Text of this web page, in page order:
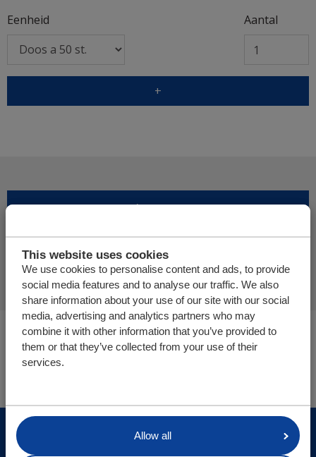
This website uses cookies
We use cookies to personalise content and ads, to provide
social media features and to analyse our traffic. We also
share information about your use of our site with our social
media, advertising and analytics partners who may
combine it with other information that you’ve provided to
them or that they’ve collected from your use of their
services.
Allow all
Eenheid
Aantal
+
Meer producten toevoegen
Offerte aanvraag afronden
U bevindt zich hier:
Cargo Floor | Horizontal (un)loading systems
Onderdelen/webshop
© Cargo Floor B.V. Byte 14, 7741 MK Coevorden, The